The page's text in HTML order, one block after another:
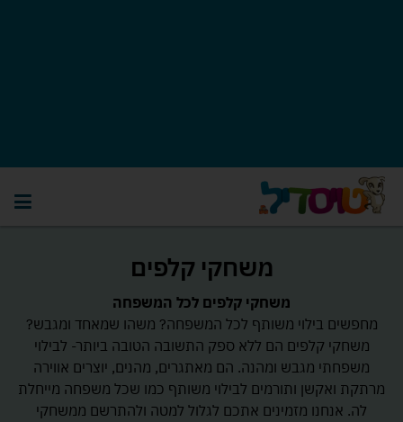
משחקי קלפים
משחקי קלפים לכל המשפחה
מחפשים בילוי משותף לכל המשפחה? משהו שמאחד ומגבש?
משחקי קלפים הם ללא ספק התשובה הטובה ביותר- לבילוי
משפחתי מגבש ומהנה. הם מאתגרים, מהנים, יוצרים אווירה
מרתקת ואקשן ותורמים לבילוי משותף כמו שכל משפחה מייחלת
לה. אנחנו מזמינים אתכם לגלול למטה ולהתרשם ממשחקי